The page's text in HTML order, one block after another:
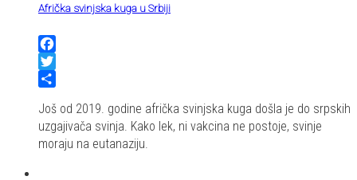
Afrička svinjska kuga u Srbiji
Facebook
Twitter
Još od 2019. godine afrička svinjska kuga došla je do srpskih
uzgajivača svinja. Kako lek, ni vakcina ne postoje, svinje
moraju na eutanaziju.